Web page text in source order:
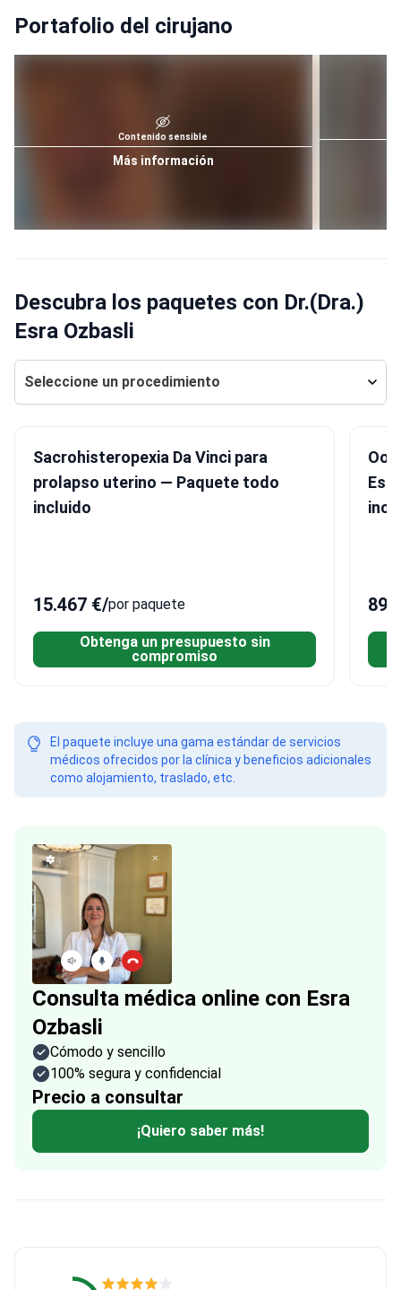
Portafolio del cirujano
Contenido sensible
Más información
Descubra los paquetes con Dr.(Dra.)
Esra Ozbasli
Seleccione un procedimiento
Sacrohisteropexia Da Vinci para
prolapso uterino — Paquete todo
incluido
15.467 €/por paquete
Obtenga un presupuesto sin
compromiso
El paquete incluye una gama estándar de servicios
médicos ofrecidos por la clínica y beneficios adicionales
como alojamiento, traslado, etc.
Consulta médica online con Esra
Ozbasli
Cómodo y sencillo
100% segura y confidencial
Precio a consultar
¡Quiero saber más!